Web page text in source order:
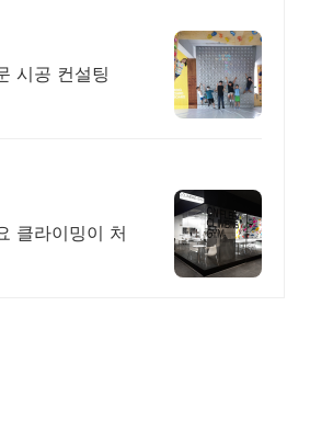
시공 컨설팅
클라이밍이 처